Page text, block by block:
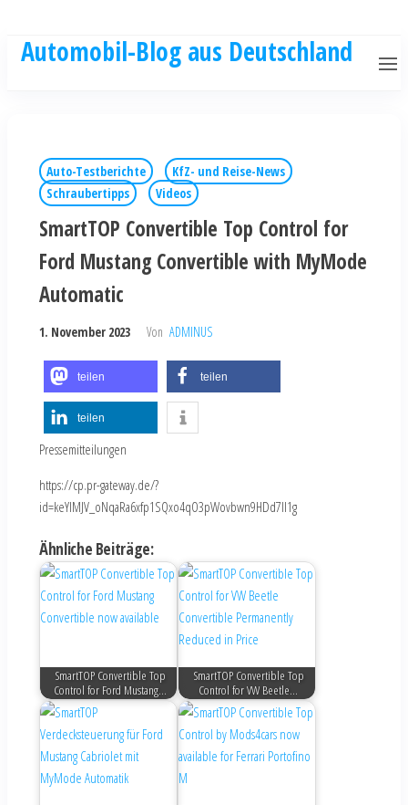
Automobil-Blog aus Deutschland
Auto-Testberichte
KfZ- und Reise-News
Schraubertipps
Videos
SmartTOP Convertible Top Control for
Ford Mustang Convertible with MyMode
Automatic
1. November 2023 Von ADMINUS
teilen teilen
teilen
Pressemitteilungen
https://cp.pr-gateway.de/?
id=keYlMJV_oNqaRa6xfp1SQxo4qO3pWovbwn9HDd7Il1g
Ähnliche Beiträge:
SmartTOP Convertible Top
Control for Ford Mustang…
SmartTOP Convertible Top
Control for VW Beetle…